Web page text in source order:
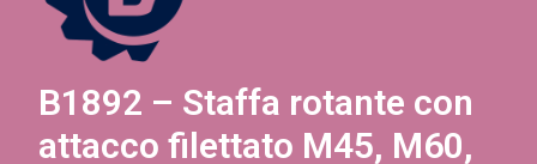
B1892 – Staffa rotante con
attacco filettato M45, M60,